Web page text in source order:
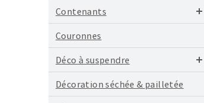
Contenants
Couronnes
Déco à suspendre
Décoration séchée & pailletée